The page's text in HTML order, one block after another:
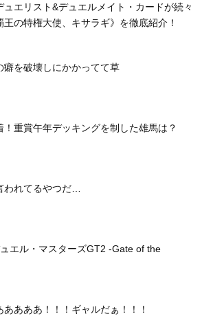
ュエリスト&デュエルメイト・カードが続々
王の特権大使、キサラギ》を徹底紹介！
癖を破壊しにかかってて草
！重賞午年デッキングを制した雄馬は？
われてるやつだ…
エル・マスターズGT2 -Gate of the
ああああ！！！ギャルだぁ！！！